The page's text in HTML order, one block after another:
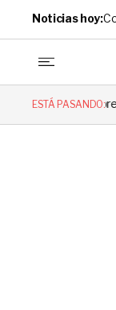
Noticias hoy:
ESTÁ PASANDO:
la pregunta sobre el